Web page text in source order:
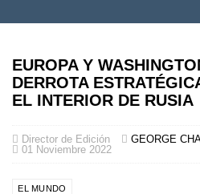
EUROPA Y
DERROTA
EL INTERIOR DE RUSIA
Director de Edición
GEORGE
01 Noviembre 2022
EL MUNDO